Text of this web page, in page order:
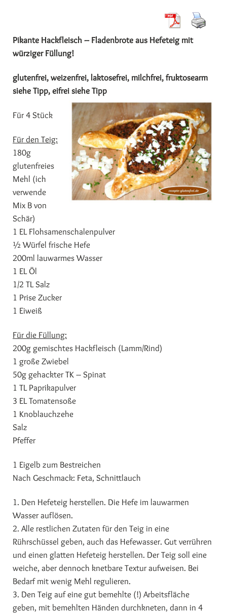
Pikante Hackfleisch – Fladenbrote aus Hefeteig mit
würziger Füllung!
glutenfrei, weizenfrei, laktosefrei, milchfrei, fruktosearm
siehe Tipp, eifrei siehe Tipp
Für 4 Stück
Für den Teig:
180g
glutenfreies
Mehl (ich
verwende
Mix B von
Schär)
1 EL Flohsamenschalenpulver
½ Würfel frische Hefe
200ml lauwarmes Wasser
1 EL Öl
1/2 TL Salz
1 Prise Zucker
1 Eiweiß
Für die Füllung:
200g gemischtes Hackfleisch (Lamm/Rind)
1 große Zwiebel
50g gehackter TK – Spinat
1 TL Paprikapulver
3 EL Tomatensoße
1 Knoblauchzehe
Salz
Pfeffer
1 Eigelb zum Bestreichen
Nach Geschmack: Feta, Schnittlauch
1. Den Hefeteig herstellen. Die Hefe im lauwarmen
Wasser auflösen.
2. Alle restlichen Zutaten für den Teig in eine
Rührschüssel geben, auch das Hefewasser. Gut verrühren
und einen glatten Hefeteig herstellen. Der Teig soll eine
weiche, aber dennoch knetbare Textur aufweisen. Bei
Bedarf mit wenig Mehl regulieren.
3. Den Teig auf eine gut bemehlte (!) Arbeitsfläche
geben, mit bemehlten Händen durchkneten, dann in 4